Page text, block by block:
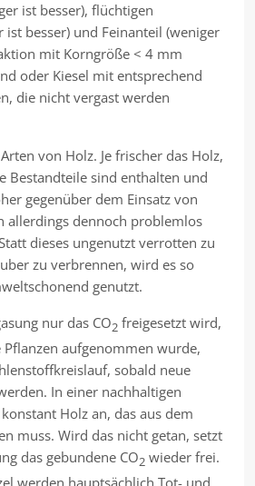
ist besser), flüchtigen
ist besser) und Feinanteil (weniger
mit Korngröße < 4 mm
oder Kiesel mit entsprechend
die nicht vergast werden
von Holz. Je frischer das Holz,
Bestandteile sind enthalten und
gegenüber dem Einsatz von
allerdings dennoch problemlos
dieses ungenutzt verrotten zu
zu verbrennen, wird es so
genutzt.
nur das CO2 freigesetzt wird,
aufgenommen wurde,
sobald neue
In einer nachhaltigen
Holz an, das aus dem
muss. Wird das nicht getan, setzt
das gebundene CO2 wieder frei.